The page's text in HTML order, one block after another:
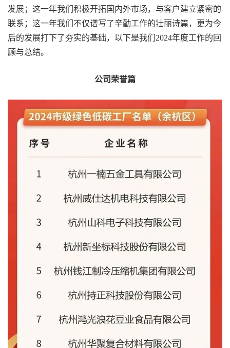
发展；这一年我们积极开拓国内外市场，与客户建立紧密的
联系；这一年我们不仅谱写了辛勤工作的壮丽诗篇，更为今
后的发展打下了夯实的基础，以下是我们2024年度工作的回
顾与总结。
公司荣誉篇